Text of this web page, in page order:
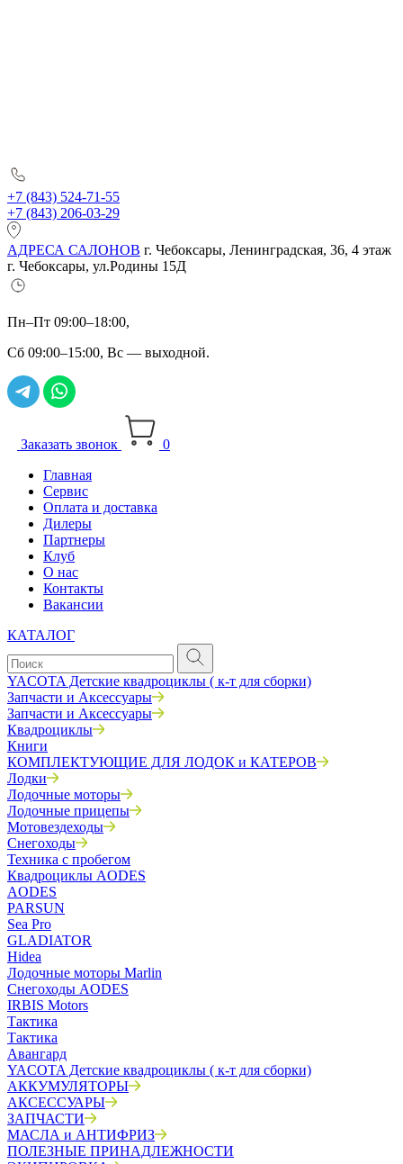
+7 (843) 524-71-55
+7 (843) 206-03-29
АДРЕСА САЛОНОВ г. Чебоксары, Ленинградская, 36, 4 этаж
г. Чебоксары, ул.Родины 15Д
Пн–Пт 09:00–18:00,
Сб 09:00–15:00, Вс — выходной.
Заказать звонок
0
Главная
Сервис
Оплата и доставка
Дилеры
Партнеры
Клуб
О нас
Контакты
Вакансии
КАТАЛОГ
YACOTA Детские квадроциклы ( к-т для сборки)
Запчасти и Аксессуары
Запчасти и Аксессуары
Квадроциклы
Книги
КОМПЛЕКТУЮЩИЕ ДЛЯ ЛОДОК и КАТЕРОВ
Лодки
Лодочные моторы
Лодочные прицепы
Мотовездеходы
Снегоходы
Техника с пробегом
Квадроциклы AODES
AODES
PARSUN
Sea Pro
GLADIATOR
Hidea
Лодочные моторы Marlin
Снегоходы AODES
IRBIS Motors
Тактика
Тактика
Авангард
YACOTA Детские квадроциклы ( к-т для сборки)
АККУМУЛЯТОРЫ
АКСЕССУАРЫ
ЗАПЧАСТИ
МАСЛА и АНТИФРИЗ
ПОЛЕЗНЫЕ ПРИНАДЛЕЖНОСТИ